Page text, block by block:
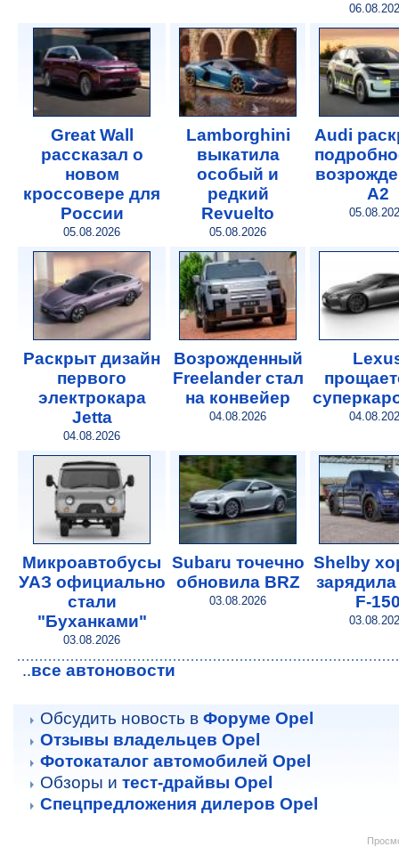
Great Wall
рассказал о
новом
кроссовере для
России
05.08.2026
Lamborghini
выкатила
особый и
редкий
Revuelto
05.08.2026
Audi
A2
Раскрыт дизайн
первого
электрокара
Jetta
04.08.2026
Возрожденный
Freelander стал
на конвейер
04.08.2026
Микроавтобусы
УАЗ официально
стали
"Буханками"
03.08.2026
Subaru точечно
обновила BRZ
03.08.2026
Shelby
F-
..все автоновости
Обсудить новость в Форуме Opel
Отзывы владельцев Opel
Фотокаталог автомобилей Opel
Обзоры и тест-драйвы Opel
Спецпредложения дилеров Opel